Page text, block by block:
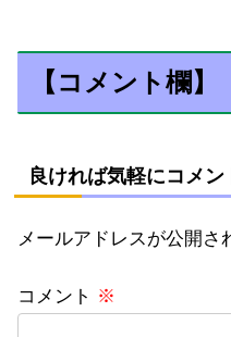
【コメント欄】
良ければ気軽にコメ
メールアドレスが公開さ
コメント ※